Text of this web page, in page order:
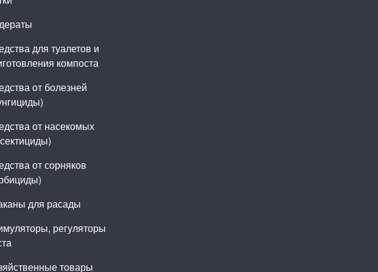
для туалетов и
компоста
от болезней
от насекомых
от сорняков
для расады
регуляторы
товары